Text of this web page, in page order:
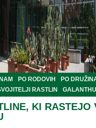
PO RODOVIH PO
RASTLIN
KI RASTEJO